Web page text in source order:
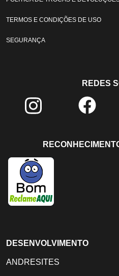
TERMOS E CONDIÇÕES DE USO
SEGURANÇA
REDES
DESENVOLVIMENTO
ANDRESITES